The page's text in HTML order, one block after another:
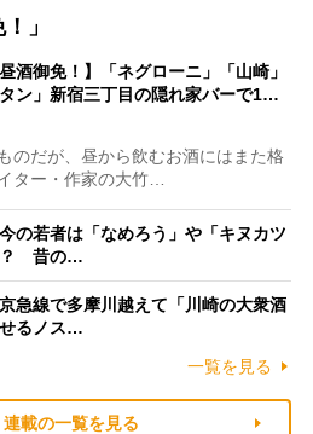
」
酒御免！】「ネグローニ」「山崎」
タン」新宿三丁目の隠れ家バーで1…
のだが、昼から飲むお酒にはまた格
ー・作家の大竹…
の若者は「なめろう」や「キヌカツ
？ 昔の…
急線で多摩川越えて「川崎の大衆酒
るノス…
一覧を見る
載の一覧を見る